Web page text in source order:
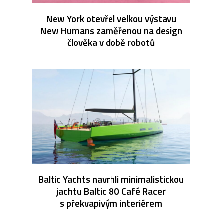
New York otevřel velkou výstavu
New Humans zaměřenou na design
člověka v době robotů
Baltic Yachts navrhli minimalistickou
jachtu Baltic 80 Café Racer
s překvapivým interiérem